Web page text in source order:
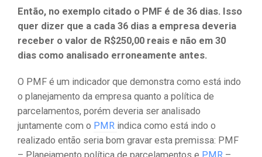
Então, no exemplo citado o PMF é de 36 dias. Isso
quer dizer que a cada 36 dias a empresa deveria
receber o valor de R$250,00 reais e não em 30
dias como analisado erroneamente antes.
O PMF é um indicador que demonstra como está indo
o planejamento da empresa quanto a política de
parcelamentos, porém deveria ser analisado
juntamente com o PMR indica como está indo o
realizado então seria bom gravar esta premissa: PMF